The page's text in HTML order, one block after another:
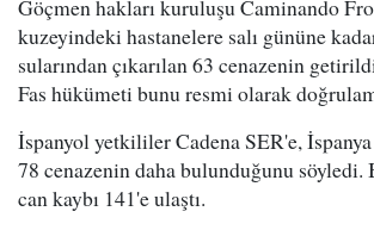
Göçmen hakları kuruluşu Caminando
kuzeyindeki hastanelere salı gününe
sularından çıkarılan 63 cenazenin
Fas hükümeti bunu resmi olarak
İspanyol yetkililer Cadena SER'e,
78 cenazenin daha bulunduğunu söyledi.
can kaybı 141'e ulaştı.